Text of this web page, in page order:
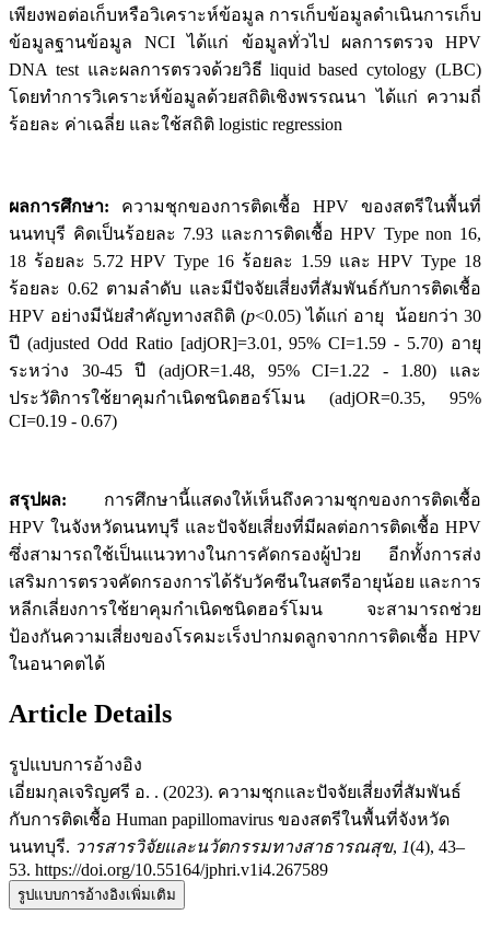
เพียงพอต่อเก็บหรือวิเคราะห์ข้อมูล การเก็บข้อมูลดำเนินการเก็บ
ข้อมูลฐานข้อมูล NCI ได้แก่ ข้อมูลทั่วไป ผลการตรวจ HPV
DNA test และผลการตรวจด้วยวิธี liquid based cytology (LBC)
โดยทำการวิเคราะห์ข้อมูลด้วยสถิติเชิงพรรณนา ได้แก่ ความถี่
ร้อยละ ค่าเฉลี่ย และใช้สถิติ logistic regression
ผลการศึกษา: ความชุกของการติดเชื้อ HPV ของสตรีในพื้นที่
นนทบุรี คิดเป็นร้อยละ 7.93 และการติดเชื้อ HPV Type non 16,
18 ร้อยละ 5.72 HPV Type 16 ร้อยละ 1.59 และ HPV Type 18
ร้อยละ 0.62 ตามลำดับ และมีปัจจัยเสี่ยงที่สัมพันธ์กับการติดเชื้อ
HPV อย่างมีนัยสำคัญทางสถิติ (p<0.05) ได้แก่ อายุ น้อยกว่า 30
ปี (adjusted Odd Ratio [adjOR]=3.01, 95% CI=1.59 - 5.70) อายุ
ระหว่าง 30-45 ปี (adjOR=1.48, 95% CI=1.22 - 1.80) และ
ประวัติการใช้ยาคุมกำเนิดชนิดฮอร์โมน (adjOR=0.35, 95%
CI=0.19 - 0.67)
สรุปผล: การศึกษานี้แสดงให้เห็นถึงความชุกของการติดเชื้อ
HPV ในจังหวัดนนทบุรี และปัจจัยเสี่ยงที่มีผลต่อการติดเชื้อ HPV
ซึ่งสามารถใช้เป็นแนวทางในการคัดกรองผู้ป่วย อีกทั้งการส่ง
เสริมการตรวจคัดกรองการได้รับวัคซีนในสตรีอายุน้อย และการ
หลีกเลี่ยงการใช้ยาคุมกำเนิดชนิดฮอร์โมน จะสามารถช่วย
ป้องกันความเสี่ยงของโรคมะเร็งปากมดลูกจากการติดเชื้อ HPV
ในอนาคตได้
Article Details
รูปแบบการอ้างอิง
เอี่ยมกุลเจริญศรี อ. . (2023). ความชุกและปัจจัยเสี่ยงที่สัมพันธ์
กับการติดเชื้อ Human papillomavirus ของสตรีในพื้นที่จังหวัด
นนทบุรี. วารสารวิจัยและนวัตกรรมทางสาธารณสุข, 1(4), 43–
53. https://doi.org/10.55164/jphri.v1i4.267589
รูปแบบการอ้างอิงเพิ่มเติม